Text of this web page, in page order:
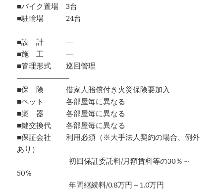
■バイク置場 3台
■駐輪場 24台
―――――――
■設 計 ―
■施 工 ―
■管理形式 巡回管理
―――――――
■保 険 借家人賠償付き火災保険要加入
■ペット 各部屋毎に異なる
■楽 器 各部屋毎に異なる
■鍵交換代 各部屋毎に異なる
■保証会社 利用必須（※大手法人契約の場合、例外
あり）
初回保証委託料/月額賃料等の30％～
50％
年間継続料/0.8万円～1.0万円